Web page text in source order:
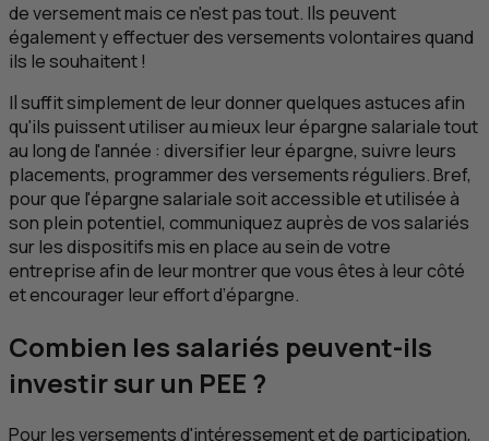
de versement mais ce n'est pas tout. Ils peuvent
également y effectuer des versements volontaires quand
ils le souhaitent !
Il suffit simplement de leur donner quelques astuces afin
qu'ils puissent utiliser au mieux leur épargne salariale tout
au long de l'année : diversifier leur épargne, suivre leurs
placements, programmer des versements réguliers. Bref,
pour que l'épargne salariale soit accessible et utilisée à
son plein potentiel, communiquez auprès de vos salariés
sur les dispositifs mis en place au sein de votre
entreprise afin de leur montrer que vous êtes à leur côté
et encourager leur effort d’épargne.
Combien les salariés peuvent-ils
investir sur un PEE ?
Pour les versements d'intéressement et de participation,